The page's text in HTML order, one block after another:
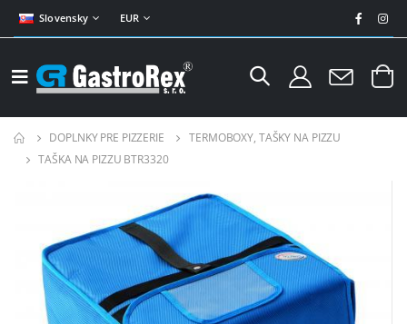
Slovensky EUR
DOPLNKY PRE PIZZERIE
TERMOBOXY, TAŠKY NA PIZZU
TAŠKA NA PIZZU BTR3320